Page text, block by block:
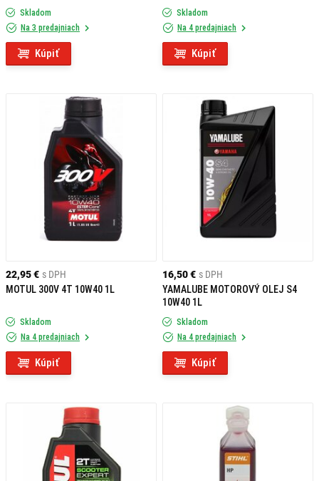
Skladom
Na 3 predajniach
Kúpiť
Skladom
Na 4 predajniach
Kúpiť
22,95 € s DPH
MOTUL 300V 4T 10W40 1L
Skladom
Na 4 predajniach
Kúpiť
16,50 € s DPH
YAMALUBE MOTOROVÝ OLEJ S4
10W40 1L
Skladom
Na 4 predajniach
Kúpiť